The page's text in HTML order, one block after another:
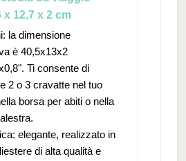
x 12,7 x 2 cm
la dimensione
è 40,5x13x2
Ti consente di
2 o 3 cravatte nel tuo
borsa per abiti o nella
elegante, realizzato in
di alta qualità e